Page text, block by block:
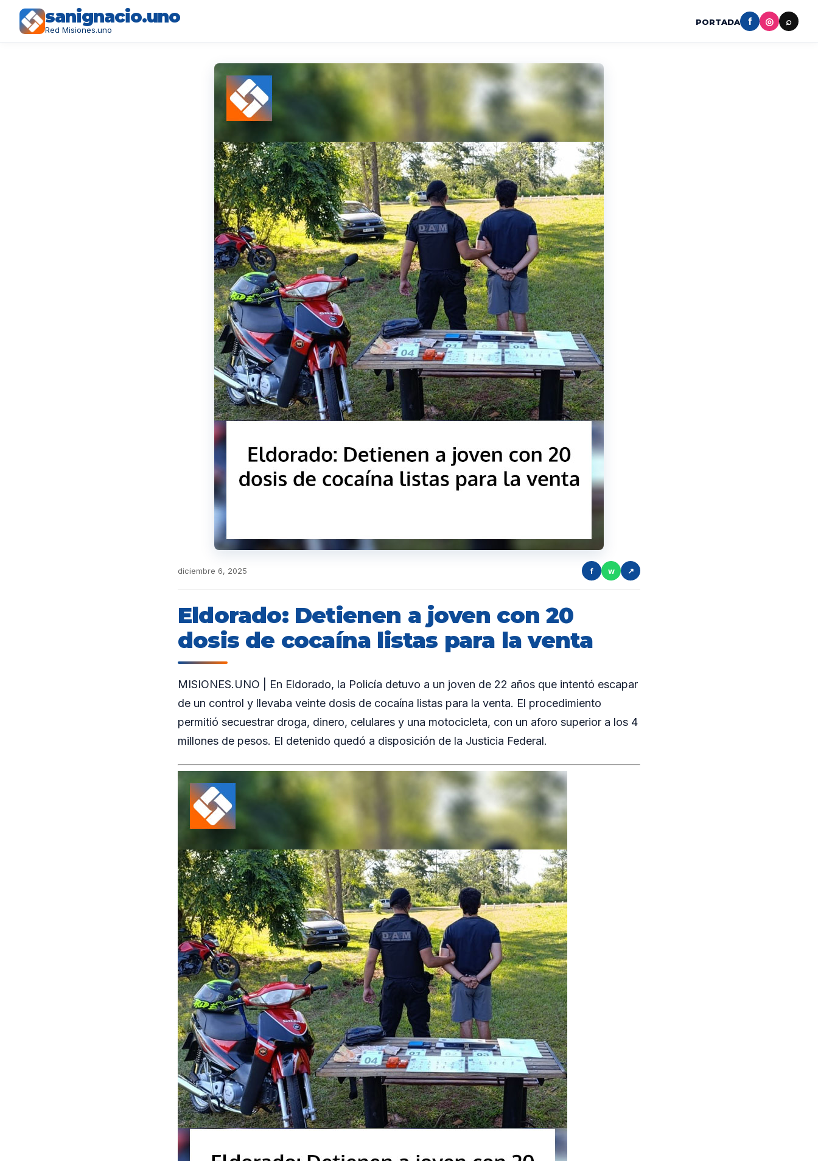
sanignacio.uno
Red Misiones.uno
PORTADA f ◎ ⌕
diciembre 6, 2025 f w ↗
Eldorado: Detienen a joven con 20
dosis de cocaína listas para la venta
MISIONES.UNO | En Eldorado, la Policía detuvo a un joven de 22 años que intentó escapar
de un control y llevaba veinte dosis de cocaína listas para la venta. El procedimiento
permitió secuestrar droga, dinero, celulares y una motocicleta, con un aforo superior a los 4
millones de pesos. El detenido quedó a disposición de la Justicia Federal.